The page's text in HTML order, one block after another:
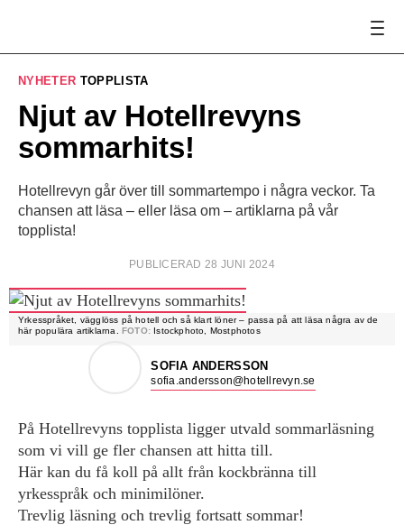
NYHETER TOPPLISTA
Njut av Hotellrevyns
sommarhits!
Hotellrevyn går över till sommartempo i några veckor. Ta
chansen att läsa – eller läsa om – artiklarna på vår
topplista!
PUBLICERAD 28 JUNI 2024
Yrkesspråket, vägglöss på hotell och så klart löner – passa på att läsa några av de
här populära artiklarna. FOTO: Istockphoto, Mostphotos
SOFIA ANDERSSON
sofia.andersson@hotellrevyn.se
På Hotellrevyns topplista ligger utvald sommarläsning
som vi vill ge fler chansen att hitta till.
Här kan du få koll på allt från kockbränna till
yrkesspråk och minimilöner.
Trevlig läsning och trevlig fortsatt sommar!